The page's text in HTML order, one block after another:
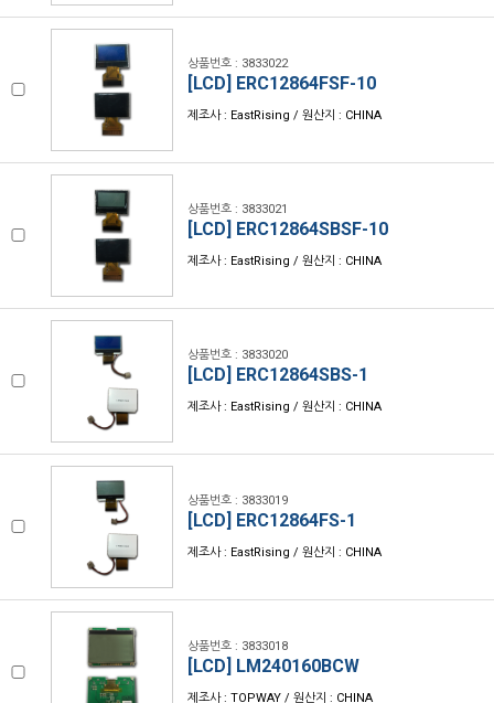
상품번호 : 3833022
[LCD] ERC12864FSF-10
제조사 : EastRising / 원산지 : CHINA
상품번호 : 3833021
[LCD] ERC12864SBSF-10
제조사 : EastRising / 원산지 : CHINA
상품번호 : 3833020
[LCD] ERC12864SBS-1
제조사 : EastRising / 원산지 : CHINA
상품번호 : 3833019
[LCD] ERC12864FS-1
제조사 : EastRising / 원산지 : CHINA
상품번호 : 3833018
[LCD] LM240160BCW
제조사 : TOPWAY / 원산지 : CHINA